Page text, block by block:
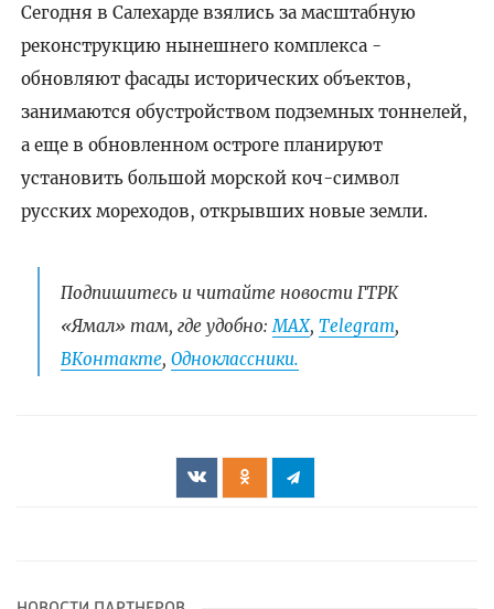
Сегодня в Салехарде взялись за масштабную
реконструкцию нынешнего комплекса -
обновляют фасады исторических объектов,
занимаются обустройством подземных тоннелей,
а еще в обновленном остроге планируют
установить большой морской коч-символ
русских мореходов, открывших новые земли.
Подпишитесь и читайте новости ГТРК
«Ямал» там, где удобно:МАХ, Telegram,
ВКонтакте, Одноклассники.